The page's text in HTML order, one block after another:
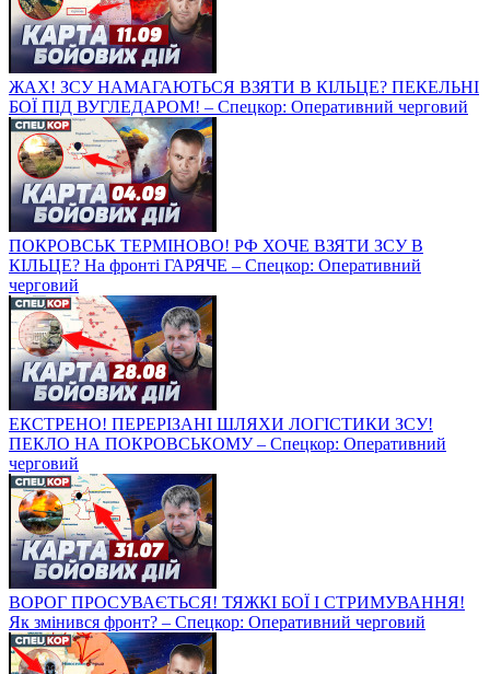
ЖАХ! ЗСУ НАМАГАЮТЬСЯ ВЗЯТИ В КІЛЬЦЕ? ПЕКЕЛЬНІ
БОЇ ПІД ВУГЛЕДАРОМ! – Спецкор: Оперативний черговий
ПОКРОВСЬК ТЕРМІНОВО! РФ ХОЧЕ ВЗЯТИ ЗСУ В
КІЛЬЦЕ? На фронті ГАРЯЧЕ – Спецкор: Оперативний
черговий
ЕКСТРЕНО! ПЕРЕРІЗАНІ ШЛЯХИ ЛОГІСТИКИ ЗСУ!
ПЕКЛО НА ПОКРОВСЬКОМУ – Спецкор: Оперативний
черговий
ВОРОГ ПРОСУВАЄТЬСЯ! ТЯЖКІ БОЇ І СТРИМУВАННЯ!
Як змінився фронт? – Спецкор: Оперативний черговий